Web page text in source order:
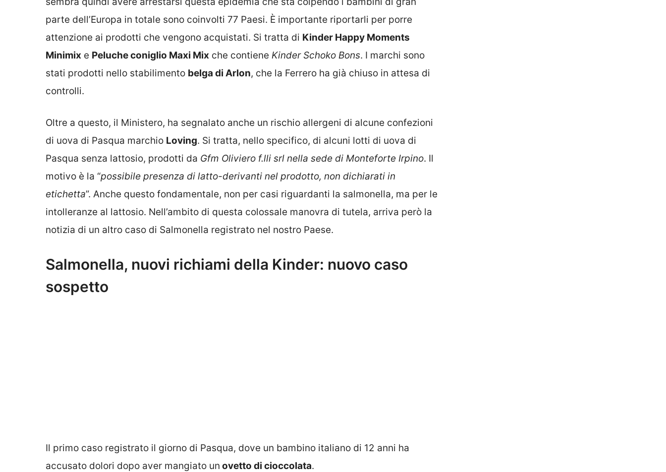
parte dell’Europa in totale sono coinvolti 77 Paesi. È importante riportarli per porre
attenzione ai prodotti che vengono acquistati. Si tratta di Kinder Happy Moments
Minimix e Peluche coniglio Maxi Mix che contiene Kinder Schoko Bons. I marchi sono
stati prodotti nello stabilimento belga di Arlon, che la Ferrero ha già chiuso in attesa di
controlli.
Oltre a questo, il Ministero, ha segnalato anche un rischio allergeni di alcune confezioni
di uova di Pasqua marchio Loving. Si tratta, nello specifico, di alcuni lotti di uova di
Pasqua senza lattosio, prodotti da Gfm Oliviero f.lli srl nella sede di Monteforte Irpino. Il
motivo è la “possibile presenza di latto-derivanti nel prodotto, non dichiarati in
etichetta”. Anche questo fondamentale, non per casi riguardanti la salmonella, ma per le
intolleranze al lattosio. Nell’ambito di questa colossale manovra di tutela, arriva però la
notizia di un altro caso di Salmonella registrato nel nostro Paese.
Salmonella, nuovi richiami della Kinder: nuovo caso
sospetto
Il primo caso registrato il giorno di Pasqua, dove un bambino italiano di 12 anni ha
accusato dolori dopo aver mangiato un ovetto di cioccolata.